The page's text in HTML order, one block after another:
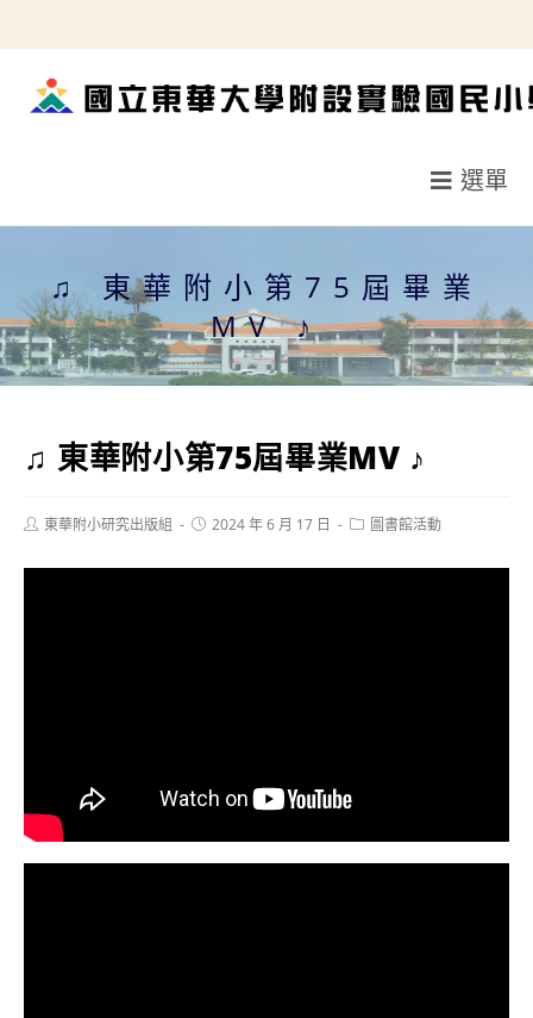
轉
選單
♫ 東華附小第75屆畢業
MV ♪
♫ 東華附小第75屆畢業MV ♪
Post東華附小研究出版組
Post2024 年 6 月 17 日
Post圖書館活動